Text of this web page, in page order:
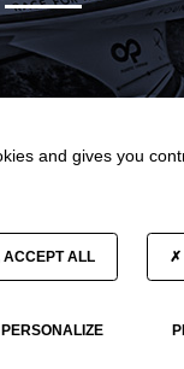
and gives you
ACCEPT ALL
PERSONALIZE